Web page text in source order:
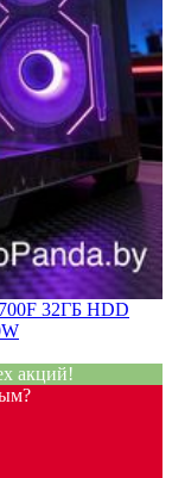
32ГБ HDD
акций!